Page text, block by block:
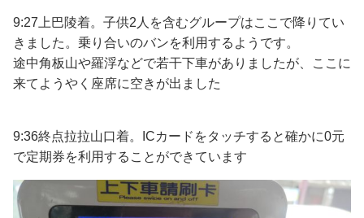
9:27上巴陵着。子供2人を含むグループはここで降りてい
きました。乗り合いのバンを利用するようです。
途中角板山や羅浮などで若干下車がありましたが、ここに
来てようやく座席に空きが出ました
9:36終点拉拉山口着。ICカードをタッチすると確かに0元
で定期券を利用することができています